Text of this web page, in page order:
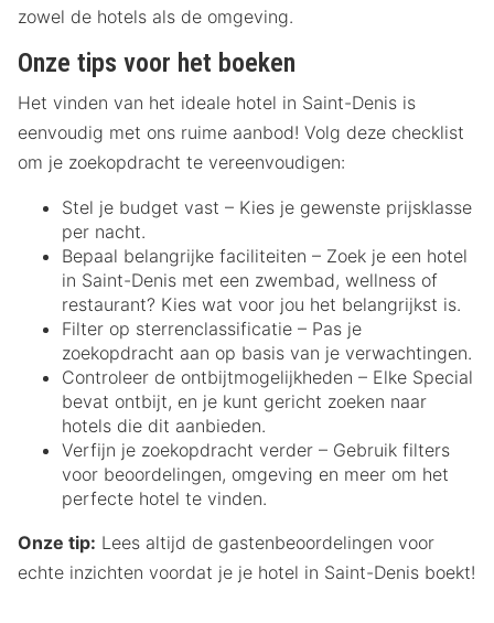
zowel de hotels als de omgeving.
Onze tips voor het boeken
Het vinden van het ideale hotel in Saint-Denis is
eenvoudig met ons ruime aanbod! Volg deze checklist
om je zoekopdracht te vereenvoudigen:
Stel je budget vast – Kies je gewenste prijsklasse
per nacht.
Bepaal belangrijke faciliteiten – Zoek je een hotel
in Saint-Denis met een zwembad, wellness of
restaurant? Kies wat voor jou het belangrijkst is.
Filter op sterrenclassificatie – Pas je
zoekopdracht aan op basis van je verwachtingen.
Controleer de ontbijtmogelijkheden – Elke Special
bevat ontbijt, en je kunt gericht zoeken naar
hotels die dit aanbieden.
Verfijn je zoekopdracht verder – Gebruik filters
voor beoordelingen, omgeving en meer om het
perfecte hotel te vinden.
Onze tip: Lees altijd de gastenbeoordelingen voor
echte inzichten voordat je je hotel in Saint-Denis boekt!